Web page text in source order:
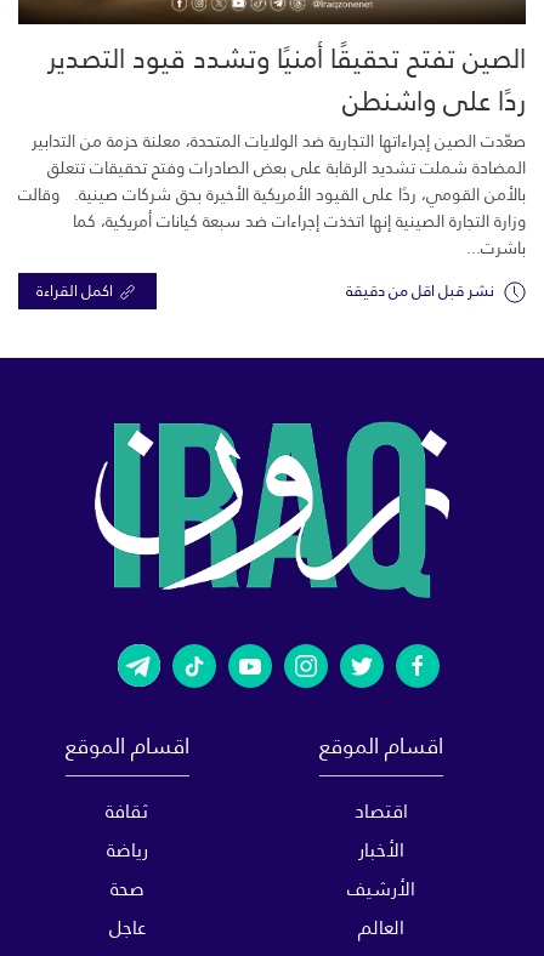
الصين تفتح تحقيقًا أمنيًا وتشدد قيود التصدير
ردًا على واشنطن
صعّدت الصين إجراءاتها التجارية ضد الولايات المتحدة، معلنة حزمة من التدابير
المضادة شملت تشديد الرقابة على بعض الصادرات وفتح تحقيقات تتعلق
بالأمن القومي، ردًا على القيود الأمريكية الأخيرة بحق شركات صينية. وقالت
وزارة التجارة الصينية إنها اتخذت إجراءات ضد سبعة كيانات أمريكية، كما
باشرت...
نشر قبل اقل من دقيقة اكمل القراءة
اقسام الموقع
اقتصاد
الأخبار
الأرشيف
العالم
اقسام الموقع
ثقافة
رياضة
صحة
عاجل